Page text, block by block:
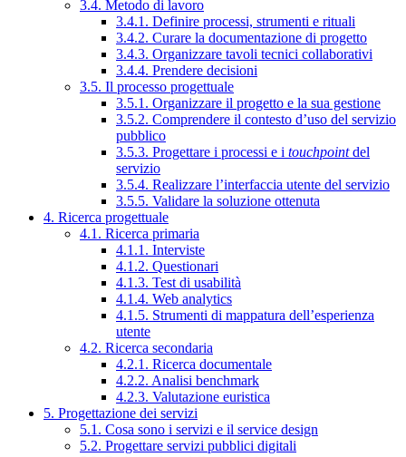
3.4. Metodo di lavoro
3.4.1. Definire processi, strumenti e rituali
3.4.2. Curare la documentazione di progetto
3.4.3. Organizzare tavoli tecnici collaborativi
3.4.4. Prendere decisioni
3.5. Il processo progettuale
3.5.1. Organizzare il progetto e la sua gestione
3.5.2. Comprendere il contesto d’uso del servizio
pubblico
3.5.3. Progettare i processi e i touchpointdel
servizio
3.5.4. Realizzare l’interfaccia utente del servizio
3.5.5. Validare la soluzione ottenuta
4. Ricerca progettuale
4.1. Ricerca primaria
4.1.1. Interviste
4.1.2. Questionari
4.1.3. Test di usabilità
4.1.4. Web analytics
4.1.5. Strumenti di mappatura dell’esperienza
utente
4.2. Ricerca secondaria
4.2.1. Ricerca documentale
4.2.2. Analisi benchmark
4.2.3. Valutazione euristica
5. Progettazione dei servizi
5.1. Cosa sono i servizi e il service design
5.2. Progettare servizi pubblici digitali